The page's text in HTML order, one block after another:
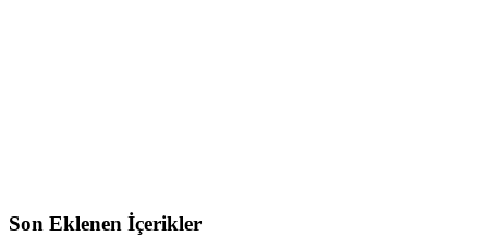
Son Eklenen İçerikler